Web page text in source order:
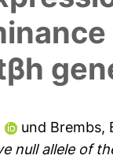
und Brembs,
null allele of